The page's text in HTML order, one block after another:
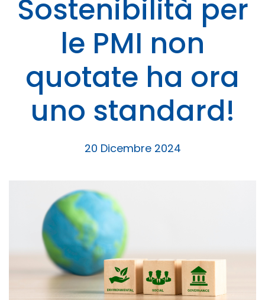
Sostenibilità per
le PMI non
quotate ha ora
uno standard!
20 Dicembre 2024